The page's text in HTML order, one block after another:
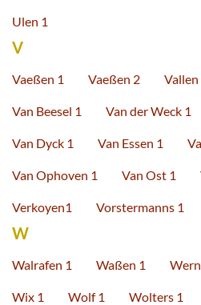
Ulen 1
V
Vaeßen 1 Vaeßen 2 Vallen
Van Beesel 1 Van der Weck 1
Van Dyck 1 Van Essen 1
Van Ophoven 1 Van Ost 1
Verkoyen1 Vorstermanns 1
W
Walrafen 1 Waßen 1
Wix 1 Wolf 1 Wolters 1